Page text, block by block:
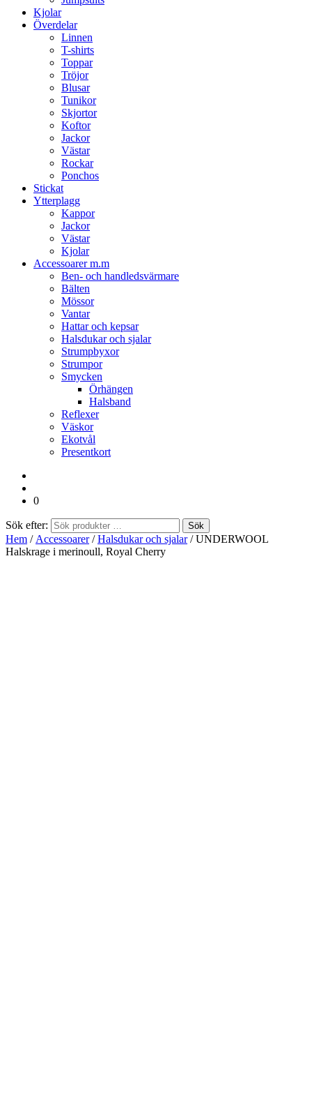
Kjolar
Överdelar
Linnen
T-shirts
Toppar
Tröjor
Blusar
Tunikor
Skjortor
Koftor
Jackor
Västar
Rockar
Ponchos
Stickat
Ytterplagg
Kappor
Jackor
Västar
Kjolar
Accessoarer m.m
Ben- och handledsvärmare
Bälten
Mössor
Vantar
Hattar och kepsar
Halsdukar och sjalar
Strumpbyxor
Strumpor
Smycken
Örhängen
Halsband
Reflexer
Väskor
Ekotvål
Presentkort
0
Sök efter: Sök
Hem / Accessoarer/Halsdukar och sjalar/ UNDERWOOL
Halskrage i merinoull, Royal Cherry